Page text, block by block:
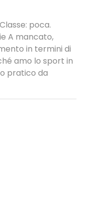
poca.
A mancato,
in termini di
amo lo sport in
pratico da